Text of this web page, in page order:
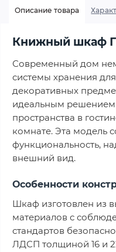
Описание товара
Книжный шкаф
Современный дом
системы хранения
декоративных
идеальным решением
пространства в
комнате. Эта модель
функциональность,
внешний вид.
Особенности
Шкаф изготовлен из
материалов с
стандартов
ЛДСП толщиной 16 и